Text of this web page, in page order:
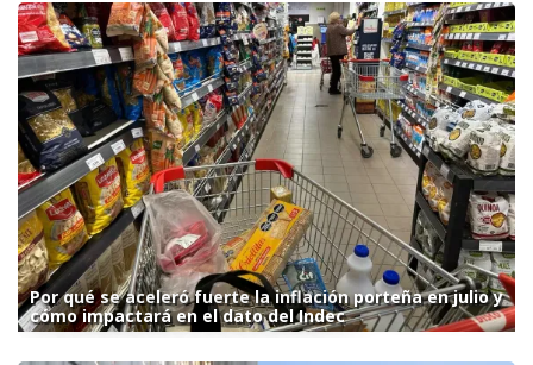
Por qué se aceleró fuerte la inflación porteña en julio y
cómo impactará en el dato del Indec